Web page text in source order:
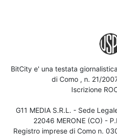
BitCity e' una testata
di Como , n. 21/
Iscrizione
G11 MEDIA S.R.L. - Sede
22046 MERONE (CO) -
Registro imprese di Como n.